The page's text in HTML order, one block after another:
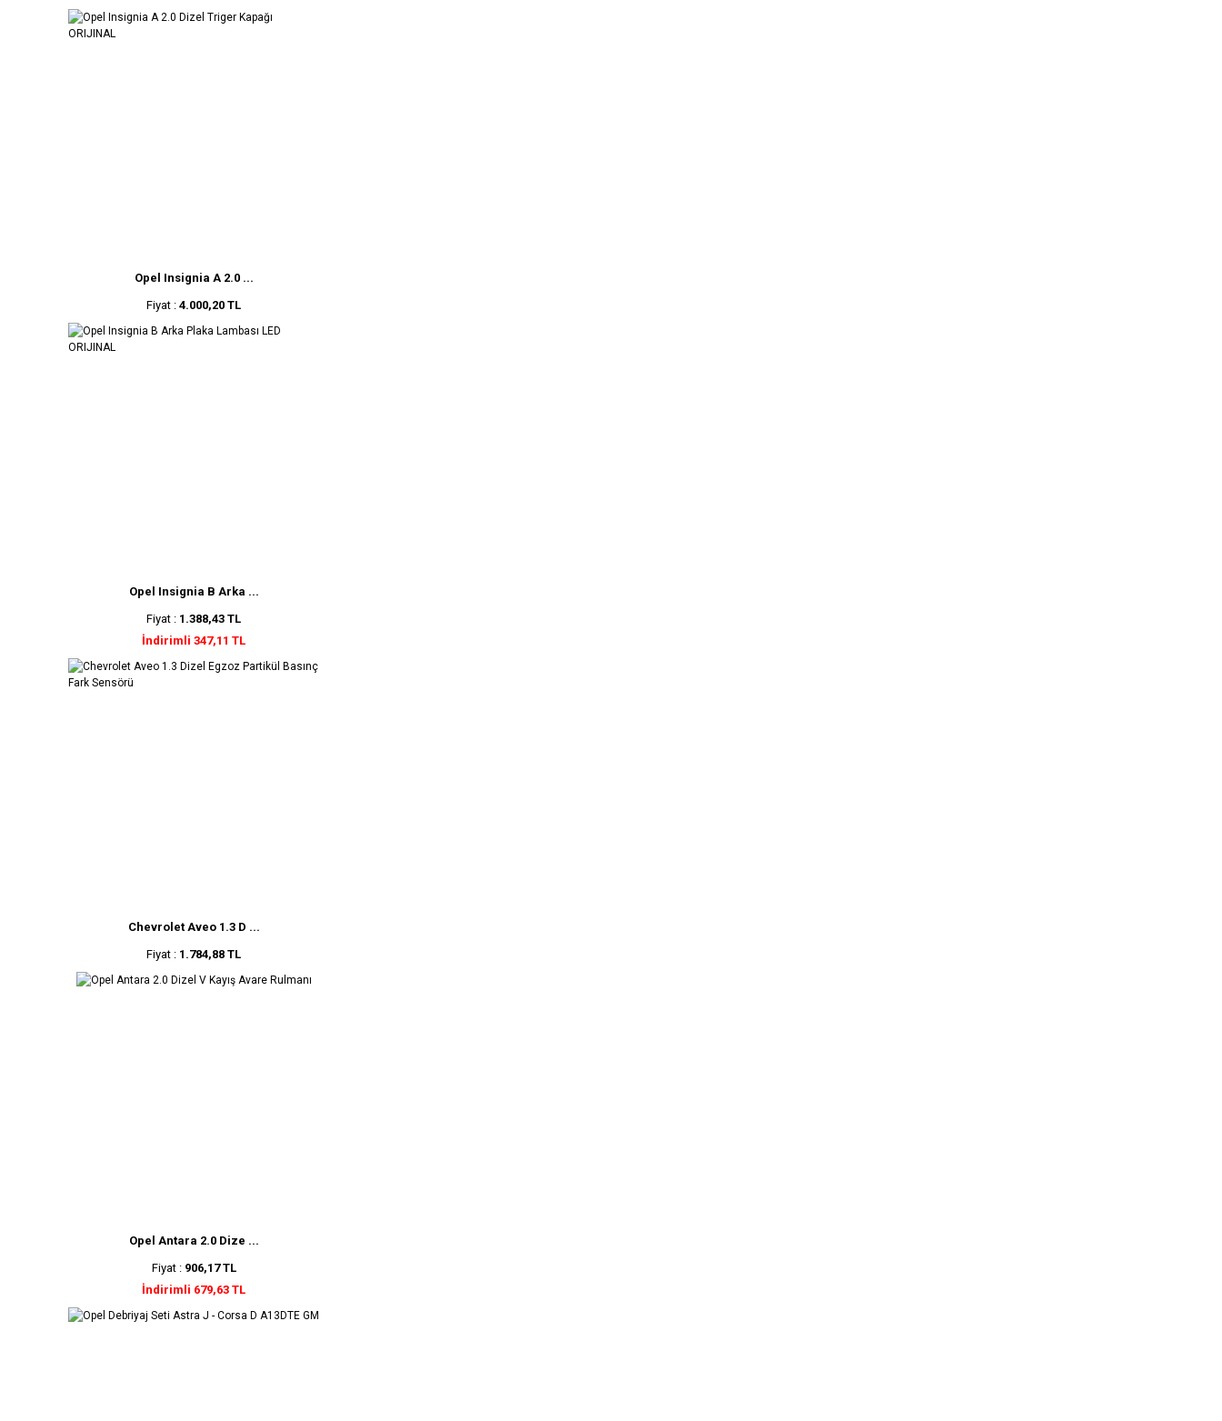
Opel Insignia A 2.0 ...
Fiyat : 4.000,20 TL
Opel Insignia B Arka ...
Fiyat : 1.388,43 TL
İndirimli 347,11 TL
Chevrolet Aveo 1.3 D ...
Fiyat : 1.784,88 TL
Opel Antara 2.0 Dize ...
Fiyat : 906,17 TL
İndirimli 679,63 TL